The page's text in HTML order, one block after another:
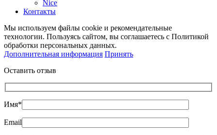
Nice
Контакты
Мы используем файлы cookie и рекомендательные
технологии. Пользуясь сайтом, вы соглашаетесь с Политикой
обработки персональных данных.
Дополнительная информация Принять
Оставить отзыв
Имя*
Email